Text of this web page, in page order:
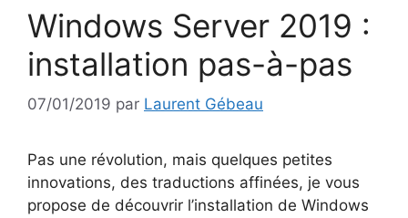
Windows Server 2019 :
installation pas-à-pas
07/01/2019 par Laurent Gébeau
Pas une révolution, mais quelques petites
innovations, des traductions affinées, je vous
propose de découvrir l’installation de Windows